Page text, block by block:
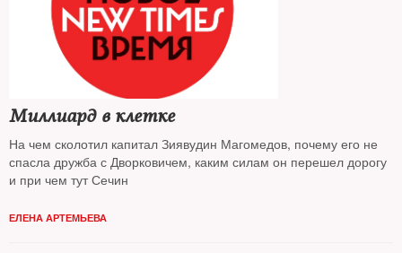
Миллиард в клетке
На чем сколотил капитал Зиявудин Магомедов, почему его не
спасла дружба с Дворковичем, каким силам он перешел дорогу
и при чем тут Сечин
ЕЛЕНА АРТЕМЬЕВА